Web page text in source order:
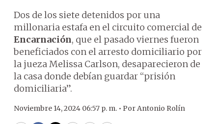
Dos de los siete detenidos por una
millonaria estafa en el circuito comercial de
Encarnación, que el pasado viernes fueron
beneficiados con el arresto domiciliario por
la jueza Melissa Carlson, desaparecieron de
la casa donde debían guardar “prisión
domiciliaria”.
Noviembre 14, 2024 06:57 p. m. • PorAntonio Rolín